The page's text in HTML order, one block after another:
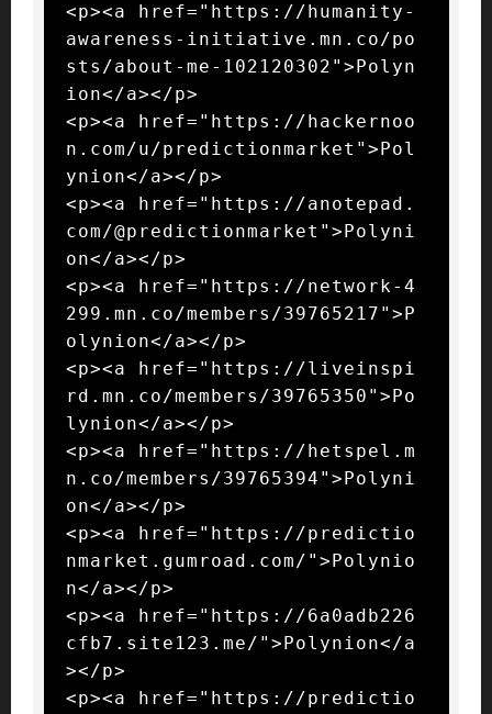
<p><a href="https://humanity-
awareness-initiative.mn.co/po
sts/about-me-102120302">Polyn
ion</a></p>
<p><a href="https://hackernoo
n.com/u/predictionmarket">Pol
ynion</a></p>
<p><a href="https://anotepad.
com/@predictionmarket">Polyni
on</a></p>
<p><a href="https://network-4
299.mn.co/members/39765217">P
olynion</a></p>
<p><a href="https://liveinspi
rd.mn.co/members/39765350">Po
lynion</a></p>
<p><a href="https://hetspel.m
n.co/members/39765394">Polyni
on</a></p>
<p><a href="https://predictio
nmarket.gumroad.com/">Polynio
n</a></p>
<p><a href="https://6a0adb226
cfb7.site123.me/">Polynion</a
></p>
<p><a href="https://predictio